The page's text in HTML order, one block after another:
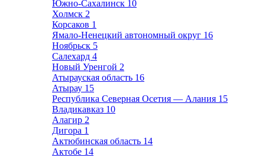
Южно-Сахалинск 10
Холмск 2
Корсаков 1
Ямало-Ненецкий автономный округ 16
Ноябрьск 5
Салехард 4
Новый Уренгой 2
Атырауская область 16
Атырау 15
Республика Северная Осетия — Алания 15
Владикавказ 10
Алагир 2
Дигора 1
Актюбинская область 14
Актобе 14